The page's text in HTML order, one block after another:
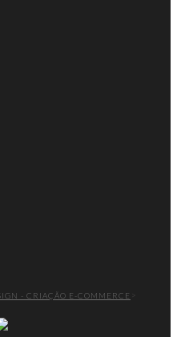
- CRIAÇÃO E-COMMERCE